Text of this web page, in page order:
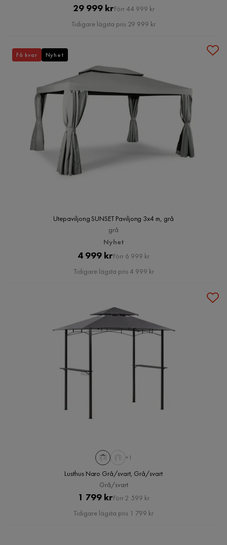
Pris
29 999 krOriginal
Pris
Förr 44 999 kr
Tidigare lägsta pris 29 999 kr
Utepaviljong SUNSET Paviljong 3x4 m, grå
grå
Nyhet
Pris
4 999 krOriginal
Pris
Förr 6 999 kr
Tidigare lägsta pris 4 999 kr
Få kvar Nyhet
+1
Lusthus Naro Grå/svart, Grå/svart
Grå/svart
Pris
1 799 krOriginal
Pris
Förr 2 599 kr
Tidigare lägsta pris 1 799 kr